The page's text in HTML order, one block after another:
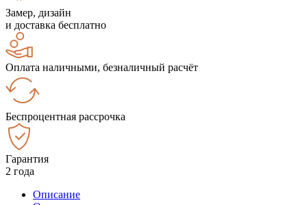
Замер, дизайн
и доставка бесплатно
Оплата наличными, безналичный расчёт
Беспроцентная рассрочка
Гарантия
2 года
Описание